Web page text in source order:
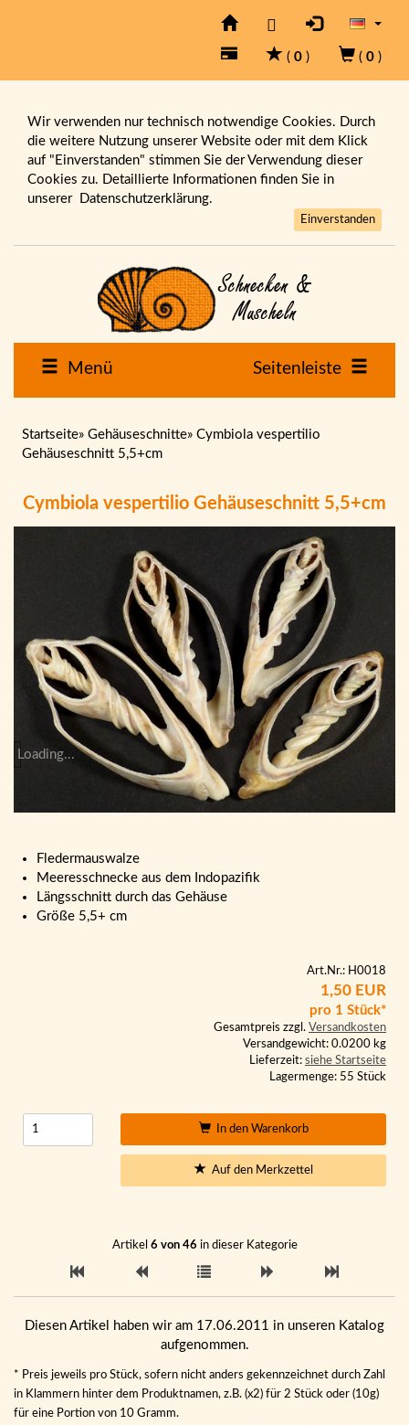
( 0 ) ( 0 )
Wir verwenden nur technisch notwendige Cookies. Durch
die weitere Nutzung unserer Website oder mit dem Klick
auf "Einverstanden" stimmen Sie der Verwendung dieser
Cookies zu. Detaillierte Informationen finden Sie in
unserer Datenschutzerklärung.
Einverstanden
Menü Seitenleiste
Startseite» Gehäuseschnitte» Cymbiola vespertilio
Gehäuseschnitt 5,5+cm
Cymbiola vespertilio Gehäuseschnitt 5,5+cm
Loading...
Fledermauswalze
Meeresschnecke aus dem Indopazifik
Längsschnitt durch das Gehäuse
Größe 5,5+ cm
Art.Nr.: H0018
1,50 EUR
pro 1 Stück*
Gesamtpreis zzgl. Versandkosten
Versandgewicht: 0.0200 kg
Lieferzeit: siehe Startseite
Lagermenge: 55 Stück
In den Warenkorb
Auf den Merkzettel
Artikel 6 von 46 in dieser Kategorie
Diesen Artikel haben wir am 17.06.2011 in unseren Katalog
aufgenommen.
* Preis jeweils pro Stück, sofern nicht anders gekennzeichnet durch Zahl
in Klammern hinter dem Produktnamen, z.B. (x2) für 2 Stück oder (10g)
für eine Portion von 10 Gramm.